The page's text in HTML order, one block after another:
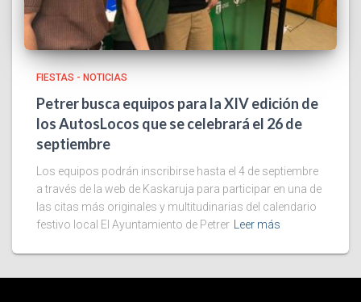
FIESTAS - NOTICIAS
Petrer busca equipos para la XIV edición de
los AutosLocos que se celebrará el 26 de
septiembre
Los equipos podrán inscribirse hasta el 4 de septiembre
a través de la web de Kaskaruja para participar en una de
las citas más originales y multitudinarias del calendario
festivo local El Ayuntamiento de Petrer
Leer más